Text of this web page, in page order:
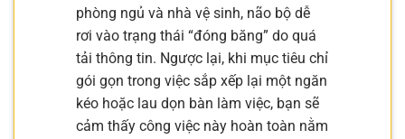
phòng ngủ và nhà vệ sinh, não bộ dễ
rơi vào trạng thái “đóng băng” do quá
tải thông tin. Ngược lại, khi mục tiêu chỉ
gói gọn trong việc sắp xếp lại một ngăn
kéo hoặc lau dọn bàn làm việc, bạn sẽ
cảm thấy công việc này hoàn toàn nằm